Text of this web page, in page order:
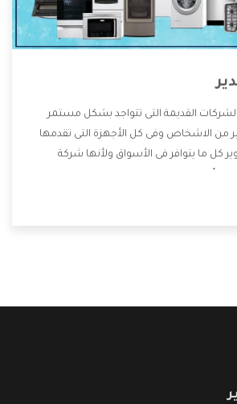
القديمة التى تتواجد بشكل مستمر
من الاشخاص وفى كل الأجهزة التى تقدمها
كل ما يتوافر فى الأسواق ولأنها شركة
العروض والخصومات التى تسهل على